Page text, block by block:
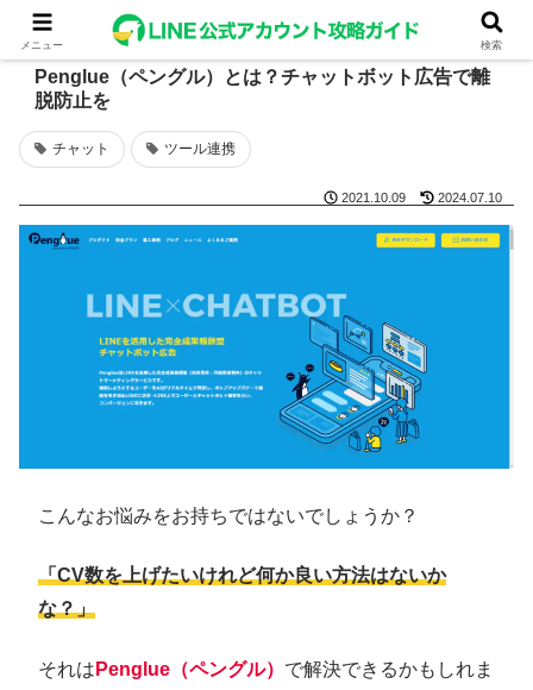
Penglue（ペングル）とは？チャットボット広告で離
脱防止を
チャット ツール連携
2021.10.09 2024.07.10
こんなお悩みをお持ちではないでしょうか？
「CV数を上げたいけれど何か良い方法はないか
な？」
それは Penglue（ペングル） で解決できるかもしれま
メニュー 検索